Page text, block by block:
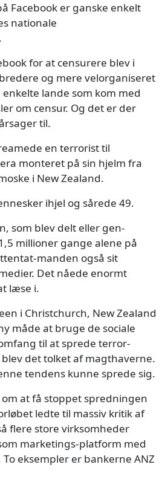
Facebook er ganske enkelt
nationale
for at censurere blev i
og mere velorganiseret
lande som kom med
om censur. Og det er der
til.
en terrorist til
monteret på sin hjelm fra
i New Zealand.
ihjel og sårede 49.
som blev delt eller gen-
millioner gange alene på
manden også sit
Det nåede enormt
læse i.
i Christchurch, New Zealand
måde at bruge de sociale
til at sprede terror-
det tolket af magthaverne.
tendens kunne sprede sig.
at få stoppet spredningen
ledte til massiv kritik af
flere store virksomheder
marketings-platform med
eksempler er bankerne ANZ